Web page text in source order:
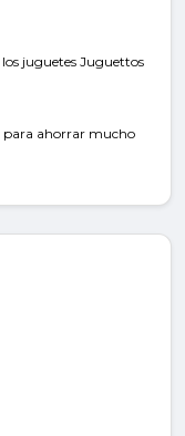
juguetes Juguettos
para ahorrar mucho